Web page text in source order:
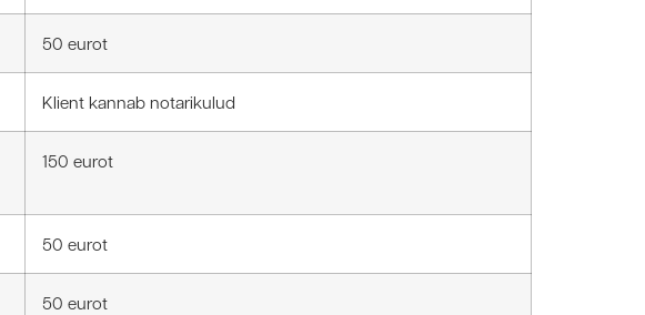
50 eurot
Klient kannab notarikulud
150 eurot
50 eurot
50 eurot